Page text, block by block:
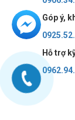
Góp ý,
Hỗ trợ